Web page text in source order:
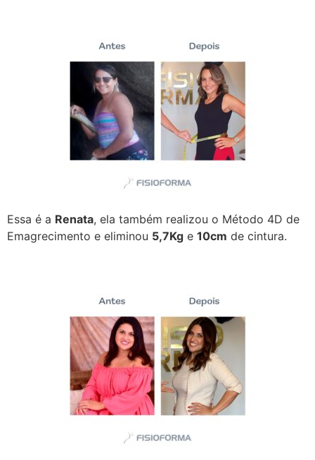
Essa é a Renata, ela também realizou o Método 4D de
Emagrecimento e eliminou 5,7Kg e 10cm de cintura.